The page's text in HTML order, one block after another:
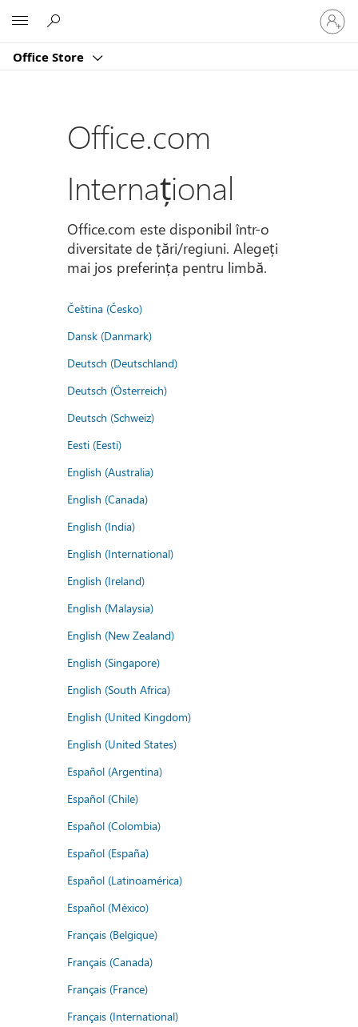
Office Store
vă
la
dvs.
Office.com
Internațional
Office.com este disponibil într-o
diversitate de țări/regiuni. Alegeți
mai jos preferința pentru limbă.
Čeština (Česko)
Dansk (Danmark)
Deutsch (Deutschland)
Deutsch (Österreich)
Deutsch (Schweiz)
Eesti (Eesti)
English (Australia)
English (Canada)
English (India)
English (International)
English (Ireland)
English (Malaysia)
English (New Zealand)
English (Singapore)
English (South Africa)
English (United Kingdom)
English (United States)
Español (Argentina)
Español (Chile)
Español (Colombia)
Español (España)
Español (Latinoamérica)
Español (México)
Français (Belgique)
Français (Canada)
Français (France)
Français (International)